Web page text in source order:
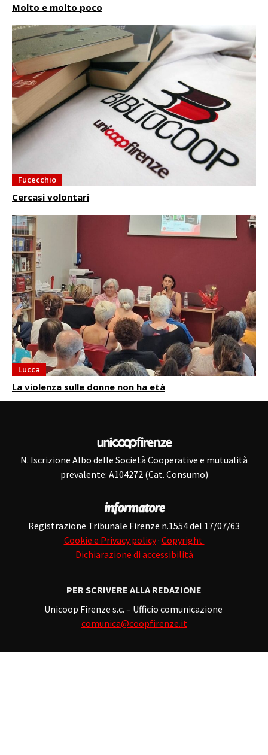
Molto e molto poco
Fucecchio
Cercasi volontari
Lucca
La violenza sulle donne non ha età
N. Iscrizione Albo delle Società Cooperative e mutualità
prevalente: A104272 (Cat. Consumo)
Registrazione Tribunale Firenze n.1554 del 17/07/63
Cookie e Privacy policy· Copyright
Dichiarazione di accessibilità
PER SCRIVERE ALLA REDAZIONE
Unicoop Firenze s.c. – Ufficio comunicazione
comunica@coopfirenze.it